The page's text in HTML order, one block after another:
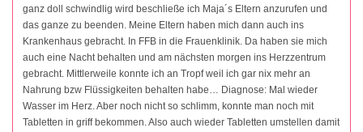
ganz doll schwindlig wird beschließe ich Maja´s Eltern anzurufen und
das ganze zu beenden. Meine Eltern haben mich dann auch ins
Krankenhaus gebracht. In FFB in die Frauenklinik. Da haben sie mich
auch eine Nacht behalten und am nächsten morgen ins Herzzentrum
gebracht. Mittlerweile konnte ich an Tropf weil ich gar nix mehr an
Nahrung bzw Flüssigkeiten behalten habe… Diagnose: Mal wieder
Wasser im Herz. Aber noch nicht so schlimm, konnte man noch mit
Tabletten in griff bekommen. Also auch wieder Tabletten umstellen damit